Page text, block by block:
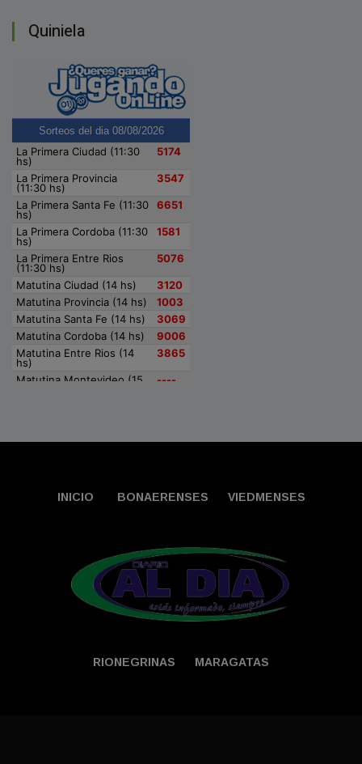
Quiniela
INICIO BONAERENSES VIEDMENSES
RIONEGRINAS MARAGATAS